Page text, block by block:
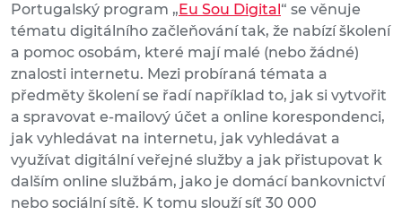
Portugalský program „ Eu Sou Digital “ se věnuje
tématu digitálního začleňování tak, že nabízí školení
a pomoc osobám, které mají malé (nebo žádné)
znalosti internetu. Mezi probíraná témata a
předměty školení se řadí například to, jak si vytvořit
a spravovat e-mailový účet a online korespondenci,
jak vyhledávat na internetu, jak vyhledávat a
využívat digitální veřejné služby a jak přistupovat k
dalším online službám, jako je domácí bankovnictví
nebo sociální sítě. K tomu slouží síť 30 000